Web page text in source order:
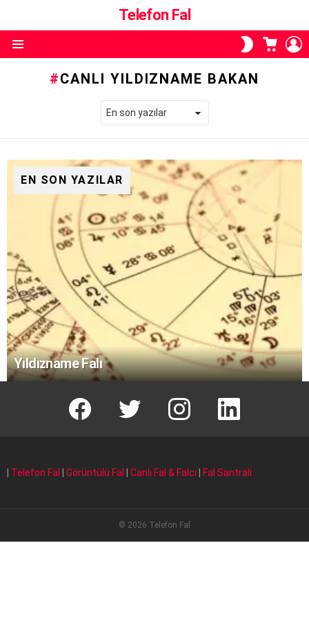
Telefon Fal
SKIN
ANAHTARI
SEPETI
CANLI YILDIZNAME BAKAN
EN SON YAZILAR
Yıldızname Falı
facebook T instagram Linkedin Fal
Telefon Fal Görüntülü Fal Canlı Fal & Falcı Fal Santrali
© 2026 Telefon Fal